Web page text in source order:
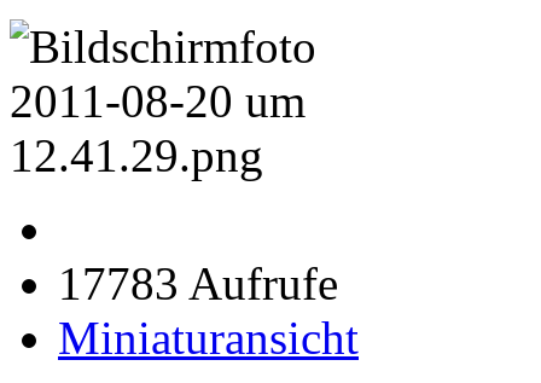
17783 Aufrufe
Miniaturansicht